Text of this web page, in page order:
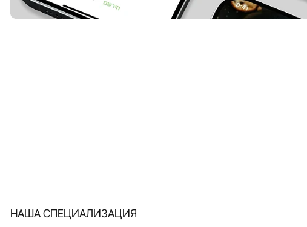
НАША СПЕЦИАЛИЗАЦИЯ